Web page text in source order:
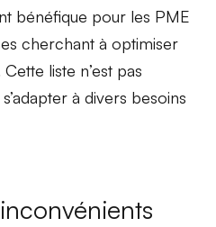
bénéfique pour les PME
cherchant à optimiser
liste n’est pas
à divers besoins